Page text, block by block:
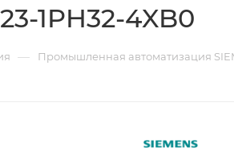
1PH32-4XB0
— Промышленная автоматизация